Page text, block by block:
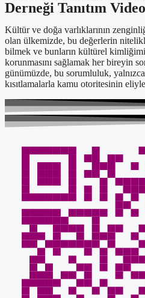
Derneği Tanıtım
Kültür ve doğa varlıklarının
olan ülkemizde, bu değerlerin
bilmek ve bunların kültürel
korunmasını sağlamak her bireyin
günümüzde, bu sorumluluk,
kısıtlamalarla kamu otoritesinin